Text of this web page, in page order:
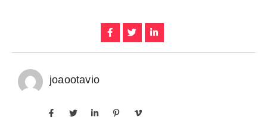
joaootavio